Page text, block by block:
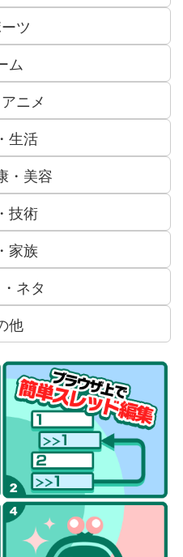
ツ
ム
ニメ
生活
・美容
技術
家族
ネタ
他